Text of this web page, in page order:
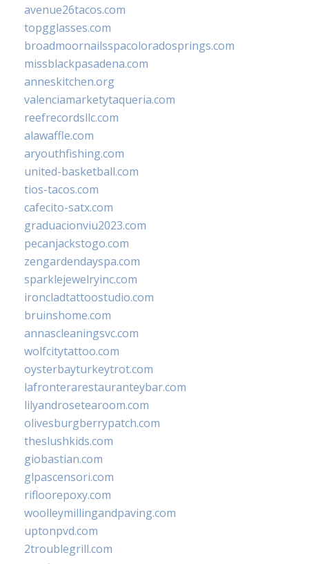
avenue26tacos.com
topgglasses.com
broadmoornailsspacoloradosprings.com
missblackpasadena.com
anneskitchen.org
valenciamarketytaqueria.com
reefrecordsllc.com
alawaffle.com
aryouthfishing.com
united-basketball.com
tios-tacos.com
cafecito-satx.com
graduacionviu2023.com
pecanjackstogo.com
zengardendayspa.com
sparklejewelryinc.com
ironcladtattoostudio.com
bruinshome.com
annascleaningsvc.com
wolfcitytattoo.com
oysterbayturkeytrot.com
lafronterarestauranteybar.com
lilyandrosetearoom.com
olivesburgberrypatch.com
theslushkids.com
giobastian.com
glpascensori.com
rifloorepoxy.com
woolleymillingandpaving.com
uptonpvd.com
2troublegrill.com